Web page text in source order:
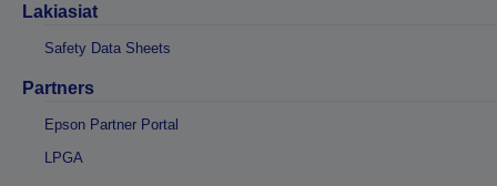
Lakiasiat
Safety Data Sheets
Partners
Epson Partner Portal
LPGA